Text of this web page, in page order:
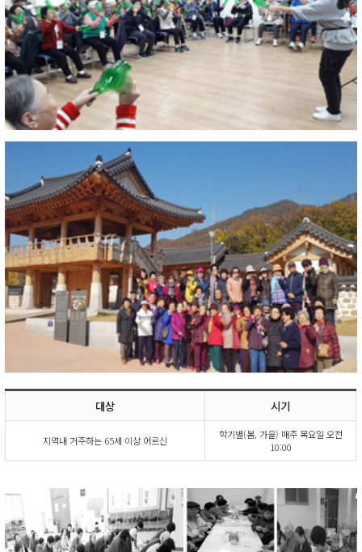
대상 시기
지역내 거주하는 65세 이상 어르신
학기별(봄, 가을) 매주 목요일 오전
10:00